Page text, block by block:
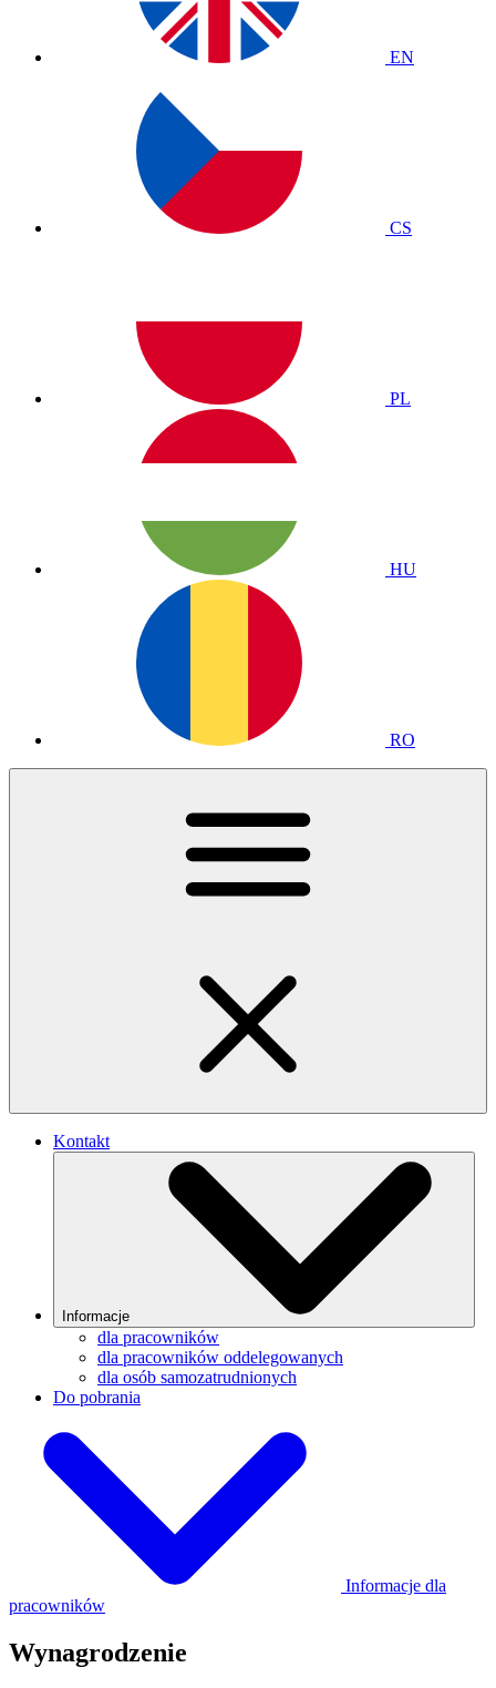
EN
CS
PL
HU
RO
Kontakt
Informacje
dla pracowników
dla pracowników oddelegowanych
dla osób samozatrudnionych
Do pobrania
Informacje dla
pracowników
Wynagrodzenie